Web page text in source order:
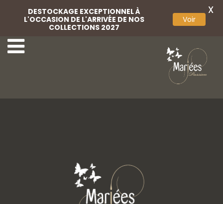
Coiffe
DESTOCKAGE EXCEPTIONNEL À
L'OCCASION DE L'ARRIVÉE DE NOS
COLLECTIONS 2027
Voir
X